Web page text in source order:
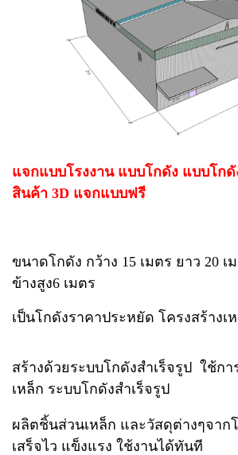
แจกแบบโรงงาน แบบโกดัง แบบโกดั
สินค้า 3D แจกแบบฟรี
ขนาดโกดัง กว้าง 15 เมตร ยาว 20
ข้างสูง6 เมตร
เป็นโกดังราคาประหยัด โครงสร้างเ
สร้างด้วยระบบโกดังสำเร็จรูป ใช้กา
เหล็ก ระบบโกดังสำเร็จรูป
ผลิตชิ้นส่วนเหล็ก และวัสดุต่างๆจาก
เสร็จไว แข็งแรง ใช้งานได้ทันที